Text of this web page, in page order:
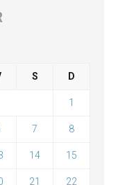
S D
1
7 8
14 15
21 22